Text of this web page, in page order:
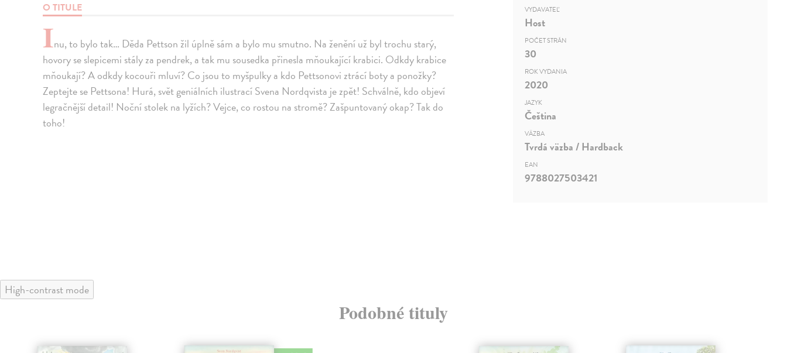
O TITULE
Inu, to bylo tak… Děda Pettson žil úplně sám a bylo mu smutno. Na ženění už byl trochu starý,
hovory se slepicemi stály za pendrek, a tak mu sousedka přinesla mňoukající krabici. Odkdy krabice
mňoukají? A odkdy kocouři mluví? Co jsou to myšpulky a kdo Pettsonovi ztrácí boty a ponožky?
Zeptejte se Pettsona! Hurá, svět geniálních ilustrací Svena Nordqvista je zpět! Schválně, kdo objeví
legračnější detail! Noční stolek na lyžích? Vejce, co rostou na stromě? Zašpuntovaný okap? Tak do
toho!
VYDAVATEĽ
Host
POČET STRÁN
30
ROK VYDANIA
2020
JAZYK
Čeština
VÄZBA
Tvrdá väzba / Hardback
EAN
9788027503421
High-contrast mode
Podobné tituly